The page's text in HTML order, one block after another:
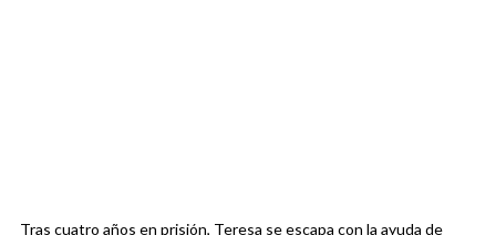
Tras cuatro años en prisión, Teresa se escapa con la ayuda de